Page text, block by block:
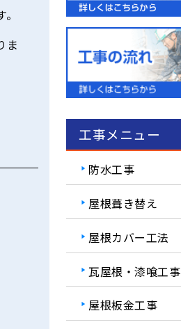
ま
工事メニュー
防水工事
屋根葺き替え
屋根カバー工法
瓦屋根・漆喰工事
屋根板金工事